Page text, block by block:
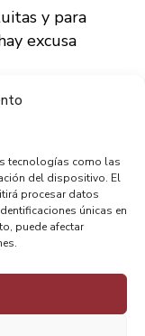
tecnologías como las
del dispositivo. El
procesar datos
únicas en
puede afectar
y para
excusa